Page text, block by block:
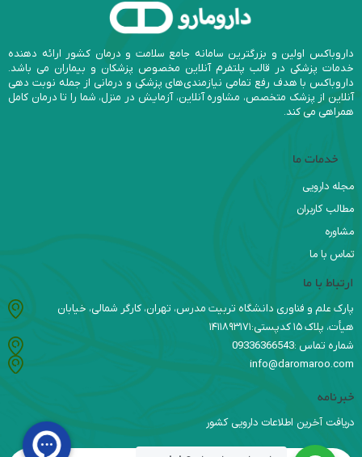
داروباکس اولین و بزرگترین سامانه جامع سلامت و درمان کشور ارائه دهنده
خدمات پزشکی در قالب پلتفرم آنلاین مخصوص پزشکان و بیماران می باشد.
داروباکس با هدف رفع تمامی نیازمندی‌های پزشکی و درمانی از جمله نوبت دهی
آنلاین از پزشک متخصص، مشاوره آنلاین، آزمایش در منزل، شما را تا درمان کامل
همراهی می کند.
خدمات ما
مجله دارویی
مطالب کاربران
مشاوره
تماس با ما
ارتباط با ما
پارک علم و فناوری دانشگاه تربیت مدرس، تهران، کارگر شمالی، خیابان
هیأت، پلاک ۱۵ کدپستی:۱۴۱۱۸۹۳۱۷۱
شماره تماس :09336366543
info@daromaroo.com
خبرنامه
دریافت آخرین اطلاعات دارویی کشور